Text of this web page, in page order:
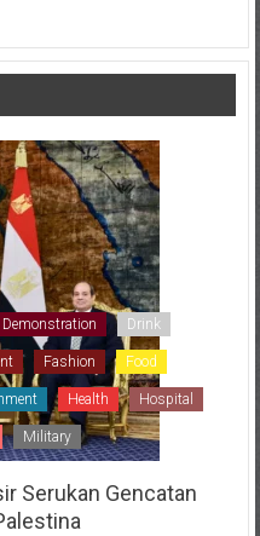
Demonstration Drink
Fashion Food
Health Hospital
Military
Serukan Gencatan